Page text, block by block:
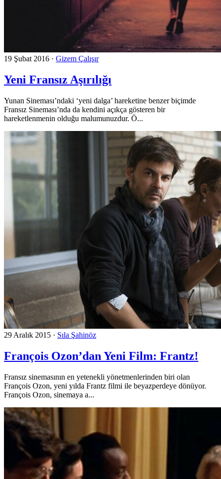
19 Şubat 2016 · Gizem Çalışır
Yeni Fransız Aşırılığı
Yunan Sineması’ndaki ‘yeni dalga’ hareketine benzer biçimde
Fransız Sineması’nda da kendini açıkça gösteren bir
hareketlenmenin olduğu malumunuzdur. Ö...
29 Aralık 2015 · Sıla Şahinöz
François Ozon’dan Yeni Film: Frantz!
Fransız sinemasının en yetenekli yönetmenlerinden biri olan
François Ozon, yeni yılda Frantz filmi ile beyazperdeye dönüyor.
François Ozon, sinemaya a...